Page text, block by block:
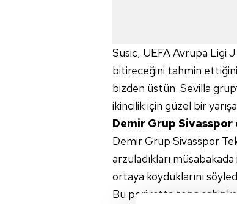
Susic, UEFA Avrupa Ligi
bitireceğini tahmin
bizden üstün. Sevilla
ikincilik için güzel bir
Demir Grup Sivasspor
Demir Grup Sivasspor
arzuladıkları
ortaya koyduklarını
Bu periyotta topa